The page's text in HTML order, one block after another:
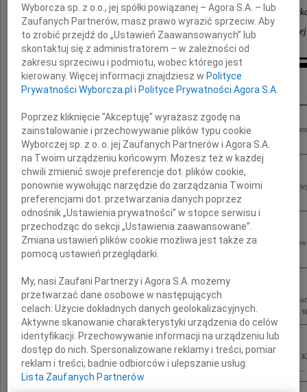
Dziekan, Rada Wydziału, społeczność
Wydziału Architektury Politechniki Warszawskiej
Inne kondolencje
Są rzeczy, które trudno pojąć rozumem i których zrozumieć nie chcemy, lecz one
tych niezwykle trudnych dniach Rodzinie naszego Mistrza i Nauczyciela...
Wyrazy głębokiego współczucia z powodu śmierci wspaniałego Człowieka,
Stefana Kuryłowicza Rodzinie, Współpracownikom oraz Przyjaciołom...
6 czerwca 2011 roku zginął tragicznie wspaniały Kolega i Przyjaciel Stefan
zza oceanu łączymy się myślami ze wszystkimi, których ta tragedia boleśnie...
Z powodu tragicznej śmierci naszego Kolegi, wybitnego architekta prof. Stefana
Przyjaciołom oraz Współpracownikom składamy wyrazy głębokiego współczucia.
Z wielkim smutkiem i żalem żegnam tragicznie zmarłego Kolegę profesora
tragedii składam wyrazy współczucia prof. Ewie Kuryłowicz wszystkim Bliskim i...
Wyborcza sp. z o.o., jej spółki powiązanej – Agora S.A. – lub
Zaufanych Partnerów, masz prawo wyrazić sprzeciw. Aby
to zrobić przejdź do „Ustawień Zaawansowanych” lub
skontaktuj się z administratorem – w zależności od
zakresu sprzeciwu i podmiotu, wobec którego jest
kierowany. Więcej informacji znajdziesz wPolityce
Prywatności Wyborcza.pl iPolityce Prywatności Agora S.A.
Poprzez kliknięcie "Akceptuję" wyrażasz zgodę na
zainstalowanie i przechowywanie plików typu cookie
Wyborczej sp. z o. o. jej Zaufanych Partnerów i Agora S.A.
na Twoim urządzeniu końcowym. Możesz też w każdej
chwili zmienić swoje preferencje dot. plików cookie,
ponownie wywołując narzędzie do zarządzania Twoimi
preferencjami dot. przetwarzania danych poprzez
odnośnik „Ustawienia prywatności” w stopce serwisu i
przechodząc do sekcji „Ustawienia zaawansowane”.
Zmiana ustawień plików cookie możliwa jest także za
pomocą ustawień przeglądarki.
My, nasi Zaufani Partnerzy i Agora S.A. możemy
przetwarzać dane osobowe w następujących
celach:Użycie dokładnych danych geolokalizacyjnych.
Aktywne skanowanie charakterystyki urządzenia do celów
identyfikacji. Przechowywanie informacji na urządzeniu lub
dostęp do nich. Spersonalizowane reklamy i treści, pomiar
reklam i treści, badnie odbiorców i ulepszanie usług.
Lista Zaufanych Partnerów